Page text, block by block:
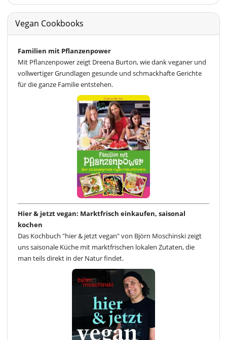
Vegan Cookbooks
Familien mit Pflanzenpower
Mit Pflanzenpower zeigt Dreena Burton, wie dank veganer und
vollwertiger Grundlagen gesunde und schmackhafte Gerichte
für die ganze Familie entstehen.
Hier & jetzt vegan: Marktfrisch einkaufen, saisonal
kochen
Das Kochbuch "hier & jetzt vegan" von Björn Moschinski zeigt
uns saisonale Küche mit marktfrischen lokalen Zutaten, die
man teils direkt in der Natur findet.